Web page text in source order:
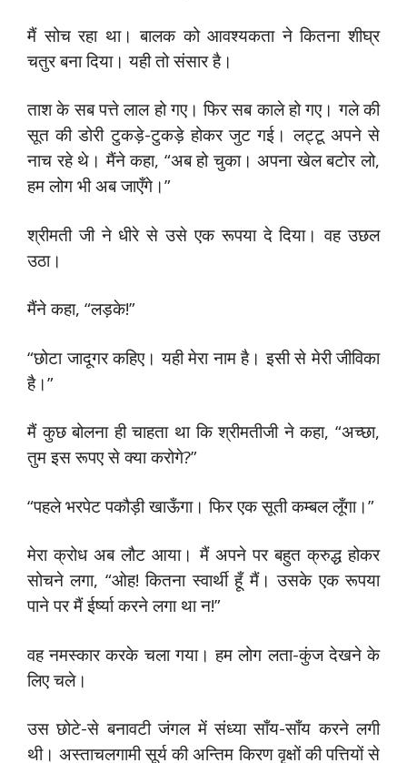
मैं सोच रहा था। बालक को आवश्यकता ने कितना शीघ्र
चतुर बना दिया। यही तो संसार है।
ताश के सब पत्ते लाल हो गए। फिर सब काले हो गए। गले की
सूत की डोरी टुकड़े-टुकड़े होकर जुट गई। लट्टू अपने से
नाच रहे थे। मैंने कहा, “अब हो चुका। अपना खेल बटोर लो,
हम लोग भी अब जाएँगे।”
श्रीमती जी ने धीरे से उसे एक रूपया दे दिया। वह उछल
उठा।
मैंने कहा, “लड़के!”
“छोटा जादूगर कहिए। यही मेरा नाम है। इसी से मेरी जीविका
है।”
मैं कुछ बोलना ही चाहता था कि श्रीमतीजी ने कहा, “अच्छा,
तुम इस रूपए से क्या करोगे?”
“पहले भरपेट पकौड़ी खाऊँगा। फिर एक सूती कम्बल लूँगा।”
मेरा क्रोध अब लौट आया। मैं अपने पर बहुत क्रुद्ध होकर
सोचने लगा, “ओह! कितना स्वार्थी हूँ मैं। उसके एक रूपया
पाने पर मैं ईर्ष्या करने लगा था न!”
वह नमस्कार करके चला गया। हम लोग लता-कुंज देखने के
लिए चले।
उस छोटे-से बनावटी जंगल में संध्या साँय-साँय करने लगी
थी। अस्ताचलगामी सूर्य की अन्तिम किरण वृक्षों की पत्तियों से